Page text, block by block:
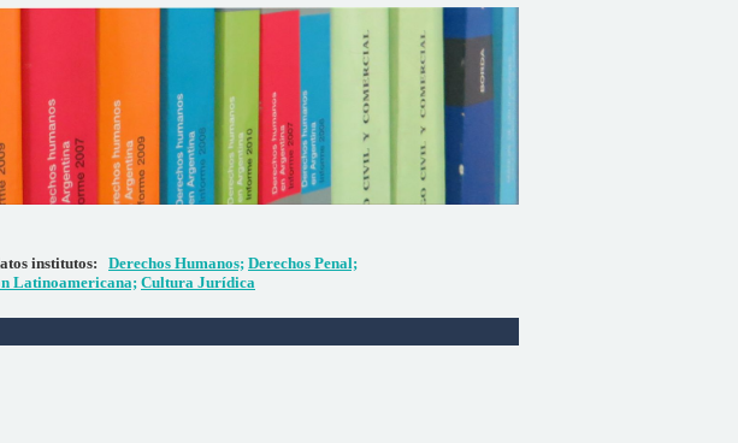
institutos: Derechos Humanos; Derechos Penal;
Latinoamericana;Cultura Jurídica